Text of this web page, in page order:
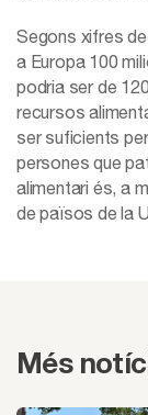
Segons xifres
a Europa 100
podria ser de
recursos
ser suficients
persones que
alimentari és, a
de països de la
Més